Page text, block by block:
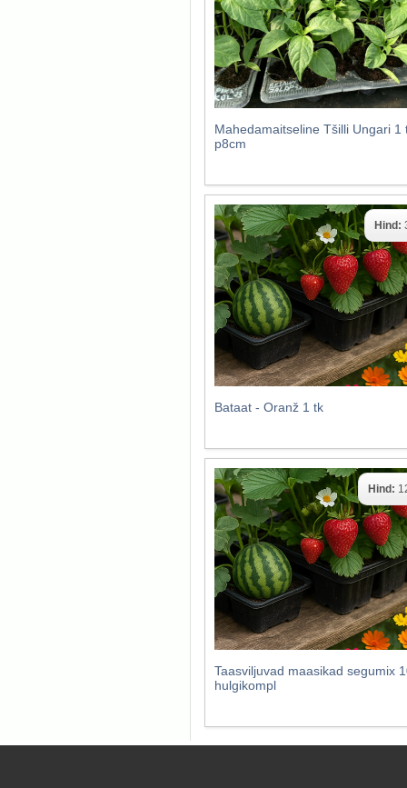
Mahedamaitseline Tšilli Ungari 1
p8cm
Bataat - Oranž 1 tk
Hind:
Taasviljuvad maasikad segumix
hulgikompl
Hind: